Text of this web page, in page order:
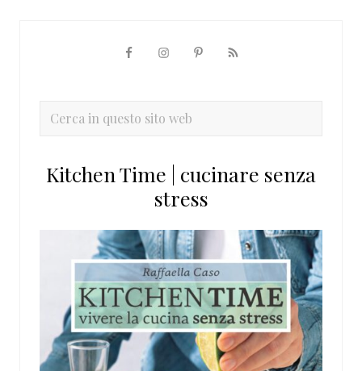
primaria
Cerca
sito
Kitchen Time | cucinare senza
stress